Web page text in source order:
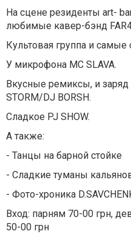
На сцене резиденты art-
любимые кавер-бэнд
Культовая группа и
У микрофона MC SLAVA.
Вкусные ремиксы, и заряд
STORM/DJ BORSH.
Сладкое PJ SHOW.
А также:
- Танцы на барной стойке
- Сладкие туманы
- Фото-хроника
Вход: парням 70-00 грн,
50-00 грн